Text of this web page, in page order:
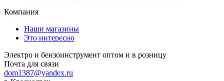
Компания
Наши магазины
Это интересно
Электро и бензоинструмент оптом и в розницу
Почта для связи
dom1387@yandex.ru